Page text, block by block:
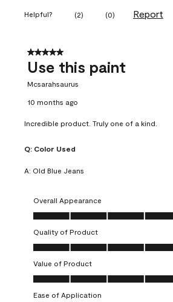
Helpful? (2) (0) Report
5 out of 5 stars.
Use this paint
Mcsarahsaurus
10 months ago
Incredible product. Truly one of a kind.
Q: Color Used
A: Old Blue Jeans
Overall Appearance
Overall Appearance, 5.0 out of 5
Quality of Product
Quality of Product, 5.0 out of 5
Value of Product
Value of Product, 5.0 out of 5
Ease of Application